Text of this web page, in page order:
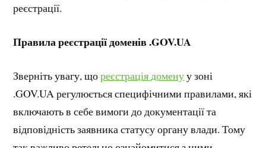
реєстрації.
Правила реєстрації доменів .GOV.UA
Зверніть увагу, щореєстрація доменуу зоні
.GOV.UA регулюється специфічними правилами, які
включають в себе вимоги до документації та
відповідність заявника статусу органу влади. Тому